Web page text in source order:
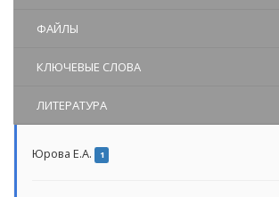
ФАЙЛЫ
КЛЮЧЕВЫЕ СЛОВА
ЛИТЕРАТУРА
Юрова Е.А. 1